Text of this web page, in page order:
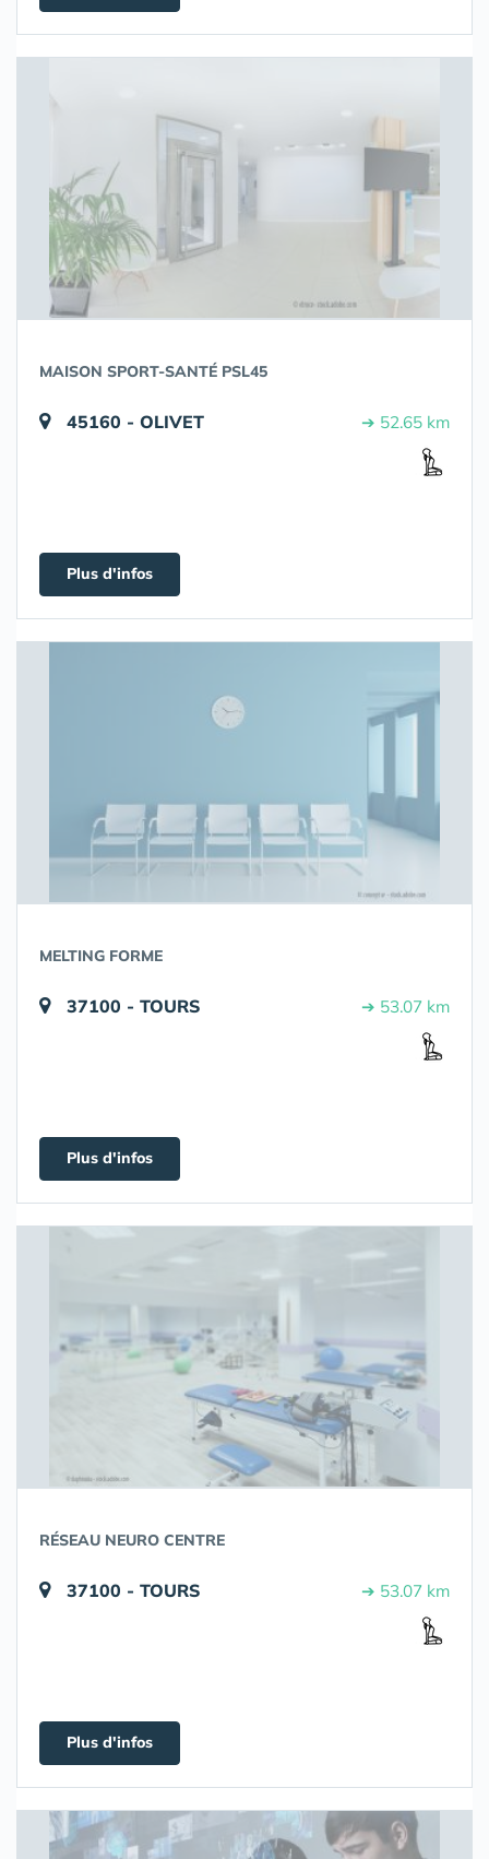
MAISON SPORT-SANTÉ PSL45
45160 - OLIVET ➔ 52.65 km
Plus d'infos
MELTING FORME
37100 - TOURS ➔ 53.07 km
Plus d'infos
RÉSEAU NEURO CENTRE
37100 - TOURS ➔ 53.07 km
Plus d'infos